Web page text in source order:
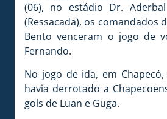
(06), no estádio Dr.
(Ressacada), os comandados
Bento venceram o jogo de
Fernando.
No jogo de ida, em
havia derrotado a
gols de Luan e Guga.